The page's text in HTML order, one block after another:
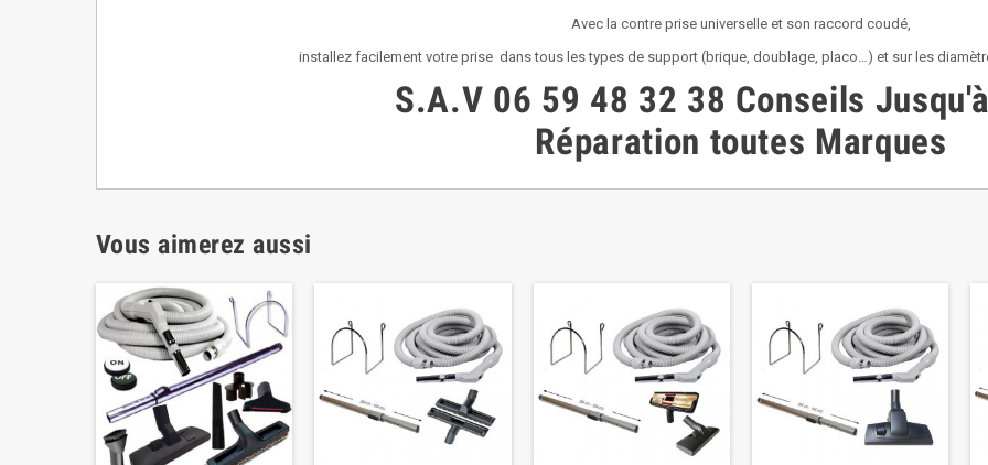
Avec la contre prise universelle et son raccord coudé,
installez facilement votre prise dans tous les types de support (brique, doublage, placo…) et sur les
S.A.V 06 59 48 32 38 Conseils
Réparation toutes Marques
Vous aimerez aussi